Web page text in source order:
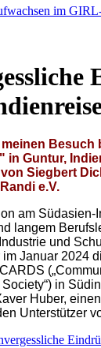
im
Besuch
in Guntur,
Siegbert
e.V.
am Südasien-
langem
und
im Januar 2024
in
Huber,
Unterstützer